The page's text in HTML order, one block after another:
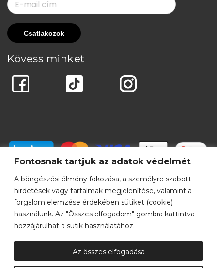
Fontosnak tartjuk az adatok védelmét
A böngészési élmény fokozása, a személyre szabott
hirdetések vagy tartalmak megjelenítése, valamint a
forgalom elemzése érdekében sütiket (cookie)
használunk. Az "Összes elfogadom" gombra kattintva
hozzájárulhat a sütik használatához.
Az összes elfogadása
Kövess minket